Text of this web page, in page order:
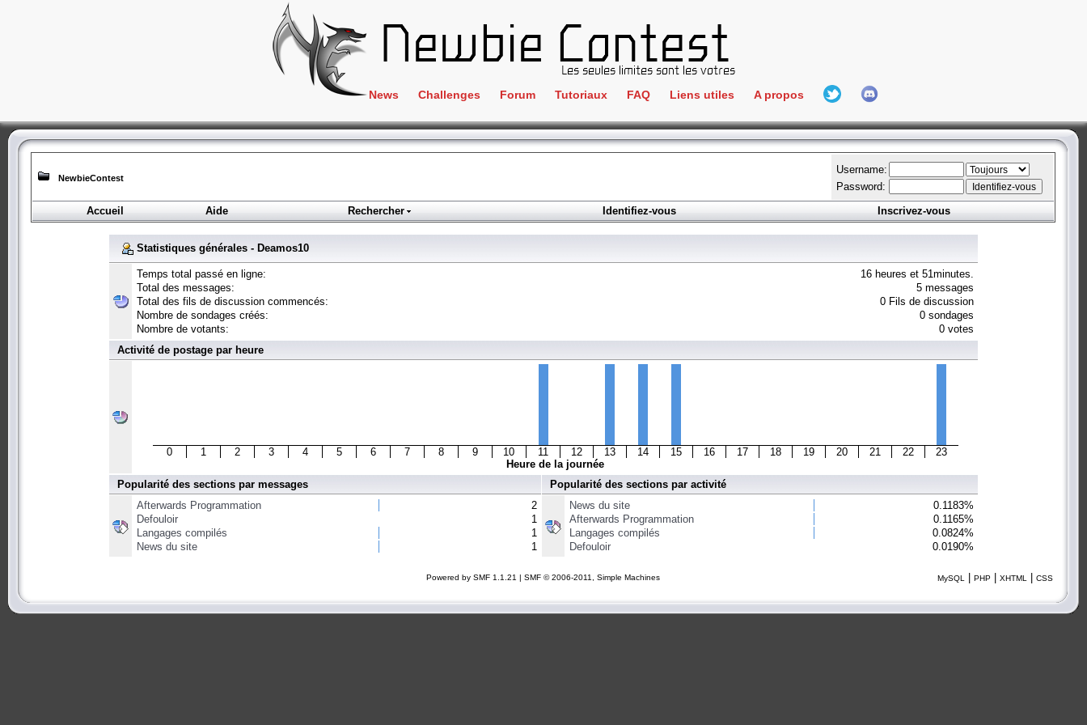
News Challenges
Crackme
ClientSide
Forensics
Tous les challenges
Forum Tutoriaux FAQ Liens utiles
IRC
Newbie Connect
Partenaires
A propos
L'équipe
Hall Of Fame
NewbieContest
Username:
Password:
Accueil
Aide Rechercher Identifiez-vous Inscrivez-vous
Statistiques générales - Deamos10
Temps total passé en ligne:
16 heures et 51minutes.
Total des messages:
5 messages
Total des fils de discussion commencés:
0 Fils de discussion
Nombre de sondages créés:
0 sondages
Nombre de votants:
0 votes
Activité de postage par heure
0 1 2 3 4 5 6 7 8 9 10 11 12 13 14 15 16 17 18 19 20 21 22
23
Heure de la journée
Popularité des sections par messages
Popularité des sections par activité
Afterwards Programmation
2
Defouloir
1
Langages compilés
1
News du site
1
News du site
0.1183%
Afterwards Programmation
0.1165%
Langages compilés
0.0824%
Defouloir
0.0190%
Powered by SMF 1.1.21 | SMF © 2006-2011, Simple Machines MySQL | PHP | XHTML | CSS